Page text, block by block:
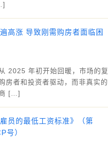
高涨 导致刚需购房者面临困
2025 年初开始回暖，市场的复
房者和投资者驱动，而非真实的
[…]
员的最低工资标准》（第
号）